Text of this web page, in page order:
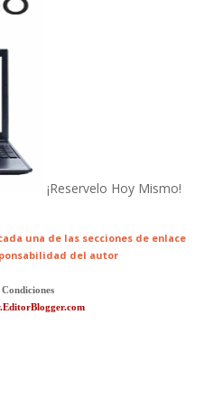
¡Reservelo Hoy Mismo!
una de las secciones de enlace
del autor